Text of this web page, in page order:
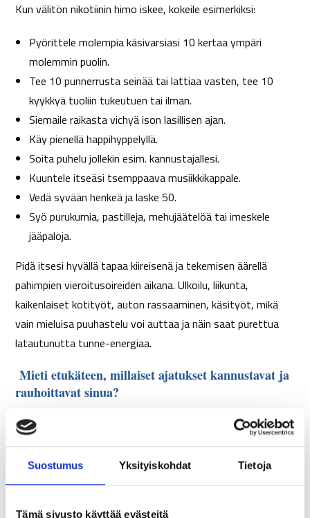
Suostumus Yksityiskohdat Tietoja
Tämä sivusto käyttää evästeitä
Kun välitön nikotiinin himo iskee, kokeile esimerkiksi:
Pyörittele molempia käsivarsiasi 10 kertaa ympäri
molemmin puolin.
Tee 10 punnerrusta seinää tai lattiaa vasten, tee 10
kyykkyä tuoliin tukeutuen tai ilman.
Siemaile raikasta vichyä ison lasillisen ajan.
Käy pienellä happihyppelyllä.
Soita puhelu jollekin esim. kannustajallesi.
Kuuntele itseäsi tsemppaava musiikkikappale.
Vedä syvään henkeä ja laske 50.
Syö purukumia, pastilleja, mehujäätelöä tai imeskele
jääpaloja.
Pidä itsesi hyvällä tapaa kiireisenä ja tekemisen äärellä
pahimpien vieroitusoireiden aikana. Ulkoilu, liikunta,
kaikenlaiset kotityöt, auton rassaaminen, käsityöt, mikä
vain mieluisa puuhastelu voi auttaa ja näin saat purettua
latautunutta tunne-energiaa.
Mieti etukäteen, millaiset ajatukset kannustavat ja
rauhoittavat sinua?
Haastavissa tilanteissa toiminnan rinnalle tarvitset myös
mielensisäistä kannustusta ja sitkeyden vahvistamista
itseltäsi ja kannustajiltasi. Mitä sinun on tärkeää muistaa
stressaavalla hetkellä tai kun mielihalu tuntuu käyvän